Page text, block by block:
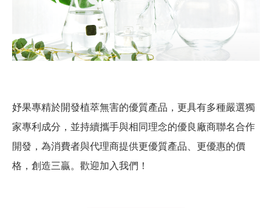
妤果專精於開發植萃無害的優質產品，更具有多種嚴選獨
家專利成分，並持續攜手與相同理念的優良廠商聯名合作
開發，為消費者與代理商提供更優質產品、更優惠的價
格，創造三贏。歡迎加入我們！